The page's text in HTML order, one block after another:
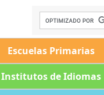
Escuelas Primarias
Institutos de Idiomas